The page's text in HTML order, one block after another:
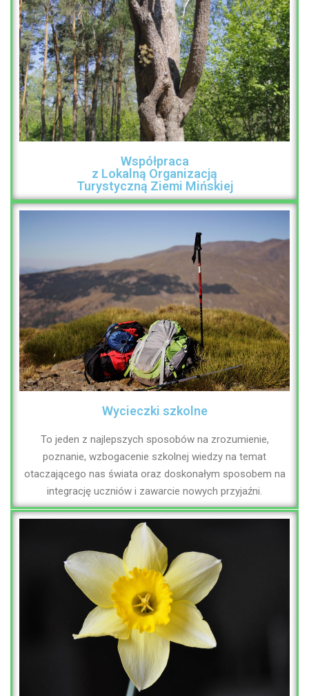
Współpraca
z Lokalną Organizacją
Turystyczną Ziemi Mińskiej
Wycieczki szkolne
To jeden z najlepszych sposobów na zrozumienie,
poznanie, wzbogacenie szkolnej wiedzy na temat
otaczającego nas świata oraz doskonałym sposobem na
integrację uczniów i zawarcie nowych przyjaźni.